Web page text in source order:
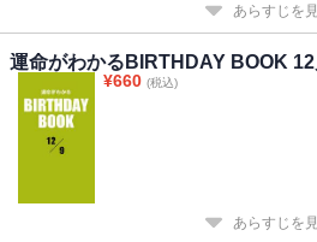
あらすじを
運命がわかるBIRTHDAY BOOK 12
¥660 (税込)
あらすじを